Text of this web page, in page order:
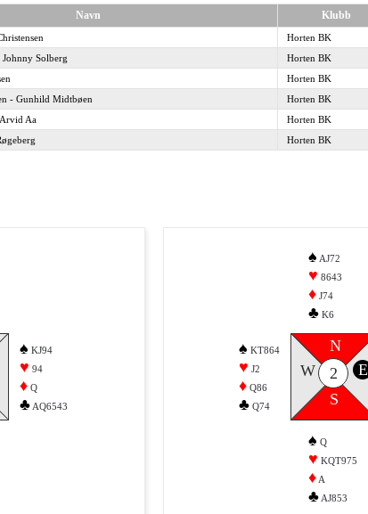
Navn Klubb
Horten BK
Solberg Horten BK
Horten BK
- Gunhild Midtbøen Horten BK
Aa Horten BK
Horten BK
♠ KJ94
♥ 94
♦ Q
♣ AQ6543
♠ AJ72
♥ 8643
♦ J74
♣ K6
♠ KT864
♥ J2
♦ Q86
♣ Q74
N
S
W E
2
♠ Q
♥ KQT975
♦ A
♣ AJ853